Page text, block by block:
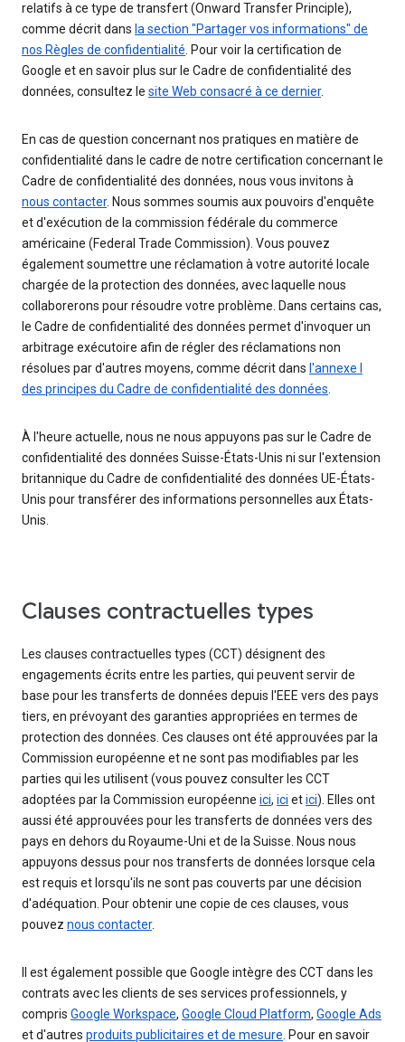
relatifs à ce type de transfert (Onward Transfer Principle),
comme décrit dans la section "Partager vos informations" de
nos Règles de confidentialité. Pour voir la certification de
Google et en savoir plus sur le Cadre de confidentialité des
données, consultez le site Web consacré à ce dernier.
En cas de question concernant nos pratiques en matière de
confidentialité dans le cadre de notre certification concernant le
Cadre de confidentialité des données, nous vous invitons à
nous contacter. Nous sommes soumis aux pouvoirs d'enquête
et d'exécution de la commission fédérale du commerce
américaine (Federal Trade Commission). Vous pouvez
également soumettre une réclamation à votre autorité locale
chargée de la protection des données, avec laquelle nous
collaborerons pour résoudre votre problème. Dans certains cas,
le Cadre de confidentialité des données permet d'invoquer un
arbitrage exécutoire afin de régler des réclamations non
résolues par d'autres moyens, comme décrit dans l'annexe I
des principes du Cadre de confidentialité des données.
À l'heure actuelle, nous ne nous appuyons pas sur le Cadre de
confidentialité des données Suisse-États-Unis ni sur l'extension
britannique du Cadre de confidentialité des données UE-États-
Unis pour transférer des informations personnelles aux États-
Unis.
Clauses contractuelles types
Les clauses contractuelles types (CCT) désignent des
engagements écrits entre les parties, qui peuvent servir de
base pour les transferts de données depuis l'EEE vers des pays
tiers, en prévoyant des garanties appropriées en termes de
protection des données. Ces clauses ont été approuvées par la
Commission européenne et ne sont pas modifiables par les
parties qui les utilisent (vous pouvez consulter les CCT
adoptées par la Commission européenne ici, ici etici). Elles ont
aussi été approuvées pour les transferts de données vers des
pays en dehors du Royaume-Uni et de la Suisse. Nous nous
appuyons dessus pour nos transferts de données lorsque cela
est requis et lorsqu'ils ne sont pas couverts par une décision
d'adéquation. Pour obtenir une copie de ces clauses, vous
pouvez nous contacter.
Il est également possible que Google intègre des CCT dans les
contrats avec les clients de ses services professionnels, y
compris Google Workspace, Google Cloud Platform, Google Ads
et d'autres produits publicitaires et de mesure. Pour en savoir